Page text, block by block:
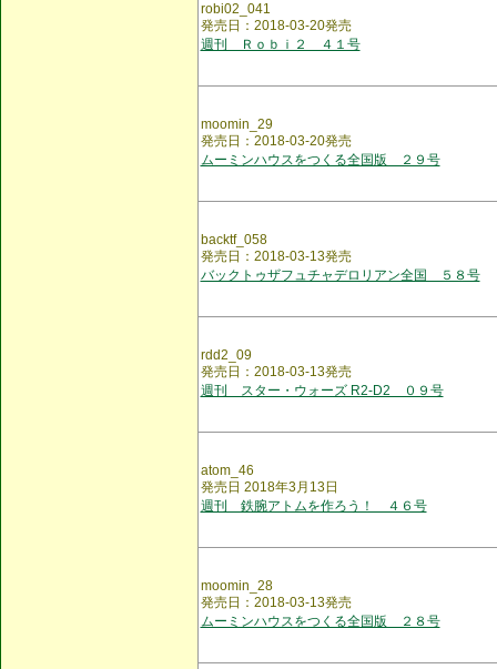
robi02_041
発売日：2018-03-20発売
週刊 Ｒｏｂｉ２ ４１号
moomin_29
発売日：2018-03-20発売
ムーミンハウスをつくる全国版 ２９号
backtf_058
発売日：2018-03-13発売
バックトゥザフュチャデロリアン全国 ５８号
rdd2_09
発売日：2018-03-13発売
週刊 スター・ウォーズ R2-D2 ０９号
atom_46
発売日 2018年3月13日
週刊 鉄腕アトムを作ろう！ ４６号
moomin_28
発売日：2018-03-13発売
ムーミンハウスをつくる全国版 ２８号